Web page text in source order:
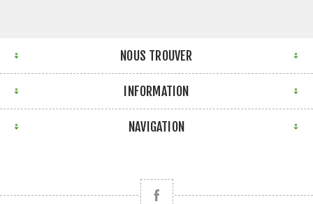
NOUS TROUVER
INFORMATION
NAVIGATION